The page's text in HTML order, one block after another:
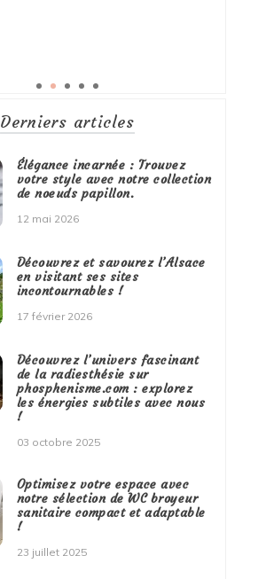
Derniers articles
Élégance incarnée : Trouvez
votre style avec notre collection
de noeuds papillon.
12 mai 2026
Découvrez et savourez l’Alsace
en visitant ses sites
incontournables !
17 février 2026
Découvrez l’univers fascinant
de la radiesthésie sur
phosphenisme.com : explorez
les énergies subtiles avec nous
!
03 octobre 2025
Optimisez votre espace avec
notre sélection de WC broyeur
sanitaire compact et adaptable
!
23 juillet 2025